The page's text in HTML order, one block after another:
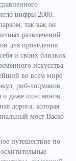
цифры 2000.
так как он
развлечений
для проведения
и своих близких
искусства
во всем мире
риб-лоцманов,
и даже пингвинов.
дорога, которая
мост Васко
путешествие по